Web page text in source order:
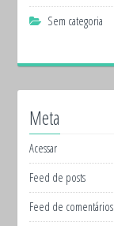
Sem categoria
Meta
Acessar
Feed de posts
Feed de comentários